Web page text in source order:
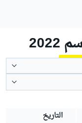
التاريخ